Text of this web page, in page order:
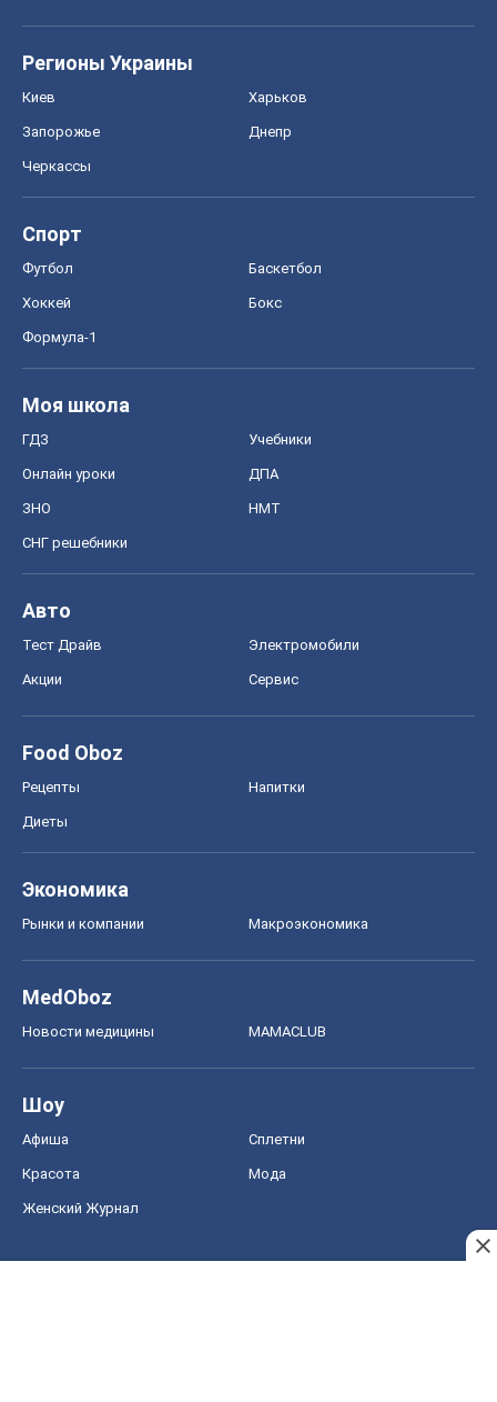
Регионы Украины
Киев Харьков
Запорожье Днепр
Черкассы
Спорт
Футбол Баскетбол
Хоккей Бокс
Формула-1
Моя школа
ГДЗ Учебники
Онлайн уроки ДПА
ЗНО НМТ
СНГ решебники
Авто
Тест Драйв Электромобили
Акции Сервис
Food Oboz
Рецепты Напитки
Диеты
Экономика
Рынки и компании Mакроэкономика
MedOboz
Новости медицины MAMACLUB
Шоу
Афиша Сплетни
Красота Мода
Женский Журнал